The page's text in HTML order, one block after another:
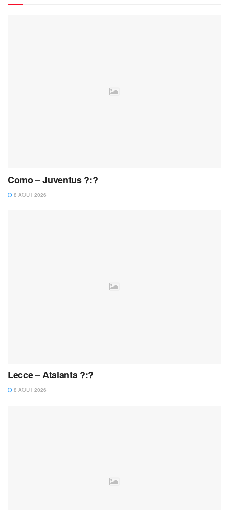
Como – Juventus ?:?
8 AOÛT 2026
Lecce – Atalanta ?:?
8 AOÛT 2026